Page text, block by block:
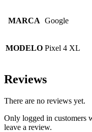
MARCA Google
MODELO Pixel 4 XL
Reviews
There are no reviews yet.
Only logged in customers
leave a review.